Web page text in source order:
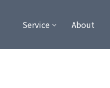
Service About